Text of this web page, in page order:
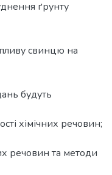
ґрунту
свинцю на
будуть
хімічних речовин;
речовин та методи